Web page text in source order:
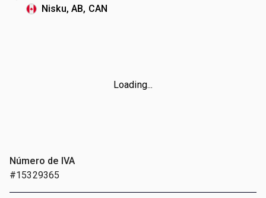
Nisku, AB, CAN
Loading...
Número de IVA
#15329365